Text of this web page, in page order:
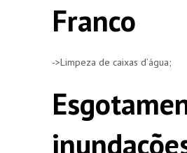
Franco
->Limpeza de caixas d’água;